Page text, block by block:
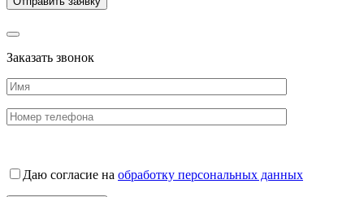
Заказать звонок
Даю согласие на обработку персональных данных